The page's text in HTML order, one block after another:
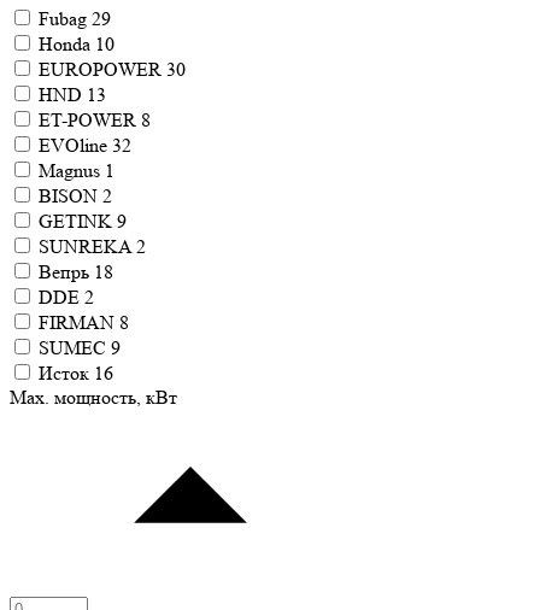
Fubag 29
Honda 10
EUROPOWER 30
HND 13
ET-POWER 8
EVOline 32
Magnus 1
BISON 2
GETINK 9
SUNREKA2
Вепрь 18
DDE 2
FIRMAN 8
SUMEC 9
Исток 16
Max. мощность, кВт